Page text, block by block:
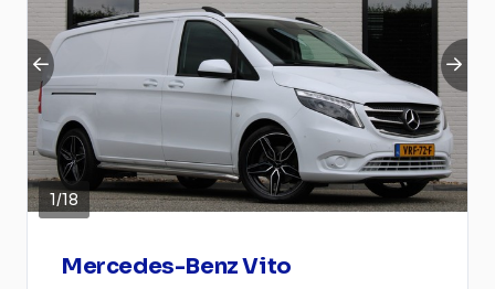
1/18
Mercedes-Benz Vito